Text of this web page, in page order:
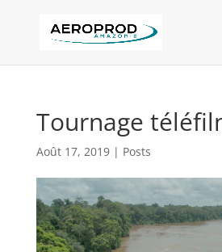
Tournage
Août 17, 2019| Posts